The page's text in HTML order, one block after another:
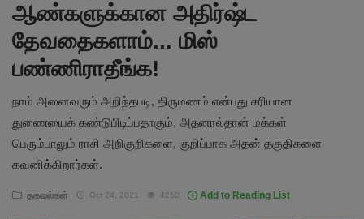
Home
செய்திகள்
பஞ்சாங்கம்
ஆன்மீக அர்த்தங்கள்
தகவல்கள்
ஆண்களுக்கான அதிர்ஷ்ட
தேவதைகளாம்... மிஸ்
பண்ணிராதீங்க!
நாம் அனைவரும் அறிந்தபடி, திருமணம் என்பது சரியான
துணையைக் கண்டுபிடிப்பதாகும், அதனால்தான் மக்கள்
பெரும்பாலும் ராசி அறிகுறிகளை, குறிப்பாக அதன் தகுதிகளை
கவனிக்கிறார்கள்.
தகவல்கள் Oct 24, 2021 4250 Add to Reading List